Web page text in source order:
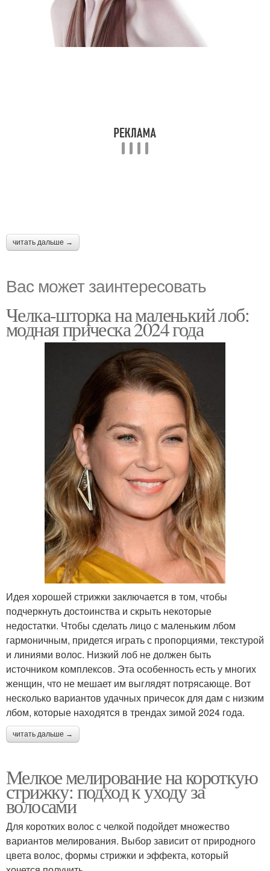
читать дальше →
Вас может заинтересовать
Челка-шторка на маленький лоб:
модная прическа 2024 года
Идея хорошей стрижки заключается в том, чтобы
подчеркнуть достоинства и скрыть некоторые
недостатки. Чтобы сделать лицо с маленьким лбом
гармоничным, придется играть с пропорциями, текстурой
и линиями волос. Низкий лоб не должен быть
источником комплексов. Эта особенность есть у многих
женщин, что не мешает им выглядят потрясающе. Вот
несколько вариантов удачных причесок для дам с низким
лбом, которые находятся в трендах зимой 2024 года.
читать дальше →
Мелкое мелирование на короткую
стрижку: подход к уходу за
волосами
Для коротких волос с челкой подойдет множество
вариантов мелирования. Выбор зависит от природного
цвета волос, формы стрижки и эффекта, который